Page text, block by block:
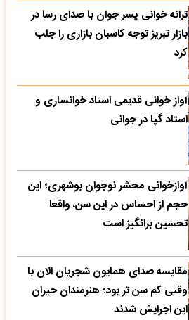
ترانه خوانی پسر جوان با صدای رسا در
بازار تبریز توجه کاسبان بازاری را جلب
کرد
آواز خوانی قدیمی استاد خوانساری و
استاد گپا در جوانی
آوازخوانی محشر نوجوان بوشهری؛ این
حجم از احساس در این سن، واقعا
تحسین‌ برانگیز است
مقایسه صدای همایون شجریان الان با
وقتی کم سن تر بود؛ هنرمندان حیران
این اجرایش شدند